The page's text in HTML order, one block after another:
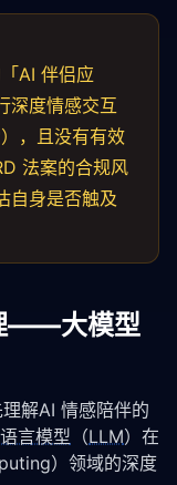
AI 伴侣应
深度情感交互
，且没有有效
法案的合规风
自身是否触及
——大模型
解AI 情感陪伴的
言模型 （LLM）在
）领域的深度